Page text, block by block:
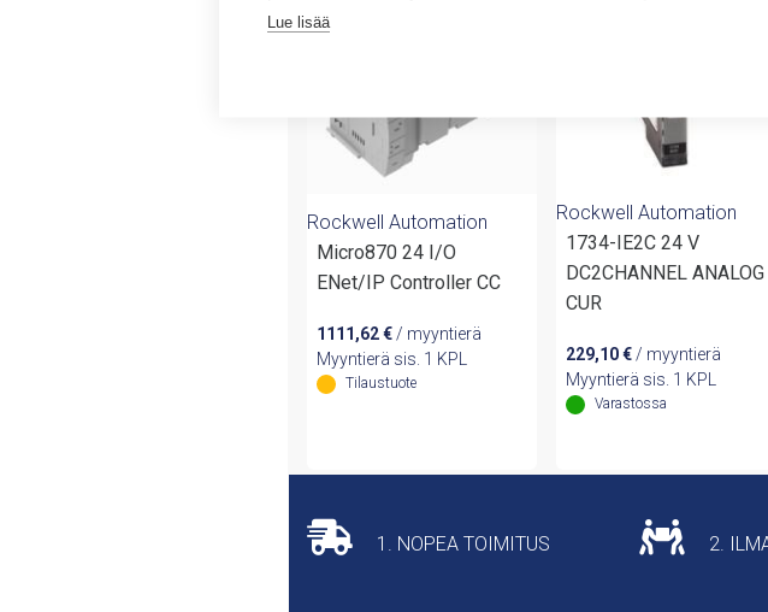
Lue lisää
Rockwell Automation
Micro870 24 I/O
ENet/IP Controller CC
1111,62€ / myyntierä
Myyntierä sis. 1 KPL
Tilaustuote
Rockwell Automation
1734-IE2C 24 V
DC2CHANNEL ANALOG
CUR
229,10€/ myyntierä
Myyntierä sis. 1 KPL
Varastossa
1. NOPEA TOIMITUS 2.